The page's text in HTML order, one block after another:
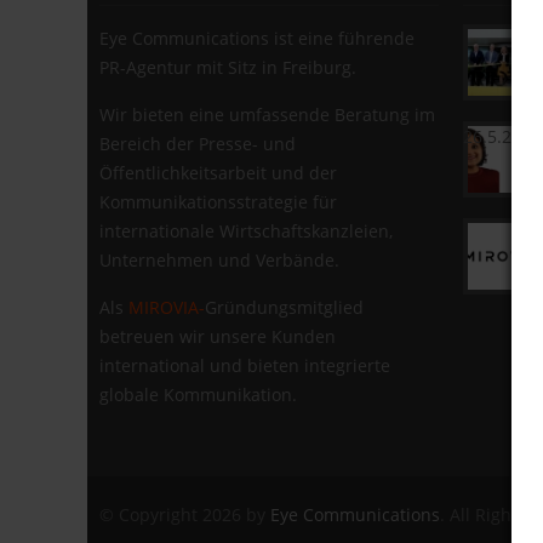
Eye Communications ist eine führende
PR-Agentur mit Sitz in Freiburg.
Wir bieten eine umfassende Beratung im
Bereich der Presse- und
Öffentlichkeitsarbeit und der
Kommunikationsstrategie für
internationale Wirtschaftskanzleien,
Unternehmen und Verbände.
Als MIROVIA-Gründungsmitglied
betreuen wir unsere Kunden
international und bieten integrierte
globale Kommunikation.
26.5.2026
Eye Communications . All Rights